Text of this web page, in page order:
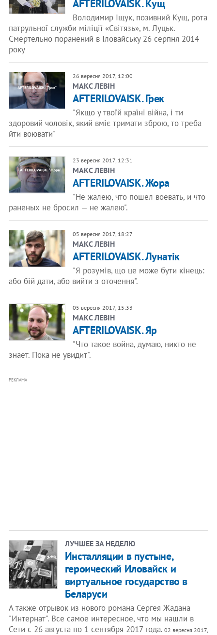
AFTERILOVAISK. Кущ
Володимир Іщук, позивний Кущ, рота
патрульної служби міліції «Світязь», м. Луцьк.
Смертельно поранений в Іловайську 26 серпня 2014
року
26 вересня 2017, 12:00
​МАКС ЛЕВІН
AFTERILOVAISK. Грек
"Якщо у твоїй країні війна, і ти
здоровий чоловік, який вміє тримати зброю, то треба
йти воювати"
23 вересня 2017, 12:31
​МАКС ЛЕВІН
AFTERILOVAISK. Жора
"Не жалею, что пошел воевать, и что
раненых не бросил — не жалею".
05 вересня 2017, 18:27
​МАКС ЛЕВІН
AFTERILOVAISK. Лунатік
"Я розумів, що це може бути кінець:
або бій дати, або вийти з оточення".
05 вересня 2017, 15:33
​МАКС ЛЕВІН
AFTERILOVAISK. Яр
"Что такое война, думаю, никто не
знает. Пока не увидит".
РЕКЛАМА
ЛУЧШЕЕ ЗА НЕДЕЛЮ
Инсталляции в пустыне,
героический Иловайск и
виртуальное государство в
Беларуси
А также отрывок из нового романа Сергея Жадана
"Интернат". Все самое интересное, что мы нашли в
Сети с 26 августа по 1 сентября 2017 года. 02 вересня 2017,